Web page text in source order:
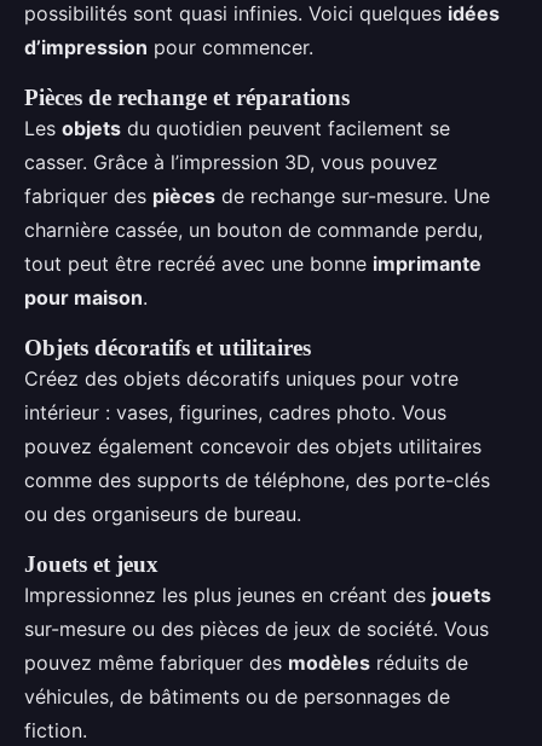
possibilités sont quasi infinies. Voici quelques idées
d’impression pour commencer.
Pièces de rechange et réparations
Les objets du quotidien peuvent facilement se
casser. Grâce à l’impression 3D, vous pouvez
fabriquer des pièces de rechange sur-mesure. Une
charnière cassée, un bouton de commande perdu,
tout peut être recréé avec une bonne imprimante
pour maison.
Objets décoratifs et utilitaires
Créez des objets décoratifs uniques pour votre
intérieur : vases, figurines, cadres photo. Vous
pouvez également concevoir des objets utilitaires
comme des supports de téléphone, des porte-clés
ou des organiseurs de bureau.
Jouets et jeux
Impressionnez les plus jeunes en créant des jouets
sur-mesure ou des pièces de jeux de société. Vous
pouvez même fabriquer des modèles réduits de
véhicules, de bâtiments ou de personnages de
fiction.